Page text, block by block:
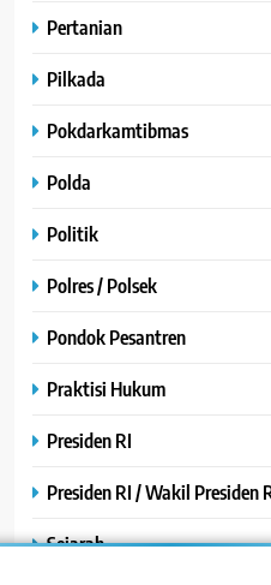
Pertanian
Pilkada
Pokdarkamtibmas
Polda
Politik
Polres / Polsek
Pondok Pesantren
Praktisi Hukum
Presiden RI
Presiden RI / Wakil Presiden
Sejarah